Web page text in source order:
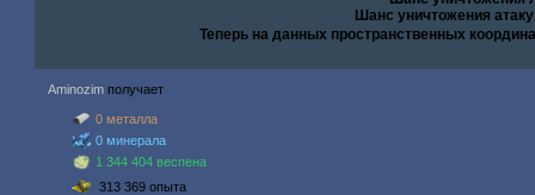
Шанс уничтожения
Теперь на данных пространственных
Aminozim получает
0 металла
0 минерала
1 344 404 веспена
313 369 опыта